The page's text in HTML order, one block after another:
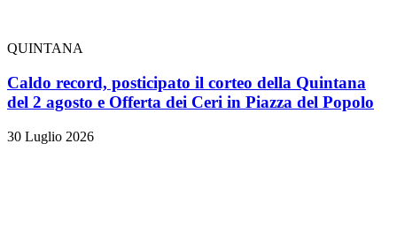
QUINTANA
Caldo record, posticipato il corteo della Quintana
del 2 agosto e Offerta dei Ceri in Piazza del Popolo
30 Luglio 2026